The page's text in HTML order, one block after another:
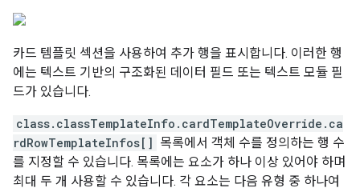
카드 템플릿 섹션을 사용하여 추가 행을 표시합니다. 이러한 행
에는 텍스트 기반의 구조화된 데이터 필드 또는 텍스트 모듈 필
드가 있습니다.
class.classTemplateInfo.cardTemplateOverride.ca
rdRowTemplateInfos[] 목록에서 객체 수를 정의하는 행 수
를 지정할 수 있습니다. 목록에는 요소가 하나 이상 있어야 하며
최대 두 개 사용할 수 있습니다. 각 요소는 다음 유형 중 하나여